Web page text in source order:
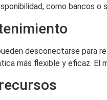
como bancos o
desconectarse
más flexible y eficaz. El